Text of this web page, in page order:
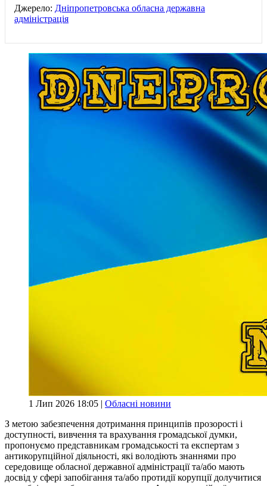
Джерело: Дніпропетровська обласна державна
адміністрація
1 Лип 2026 18:05 | Обласні новини
З метою забезпечення дотримання принципів прозорості і
доступності, вивчення та врахування громадської думки,
пропонуємо представникам громадськості та експертам з
антикорупційної діяльності, які володіють знаннями про
середовище обласної державної адміністрації та/або мають
досвід у сфері запобігання та/або протидії корупції долучитися